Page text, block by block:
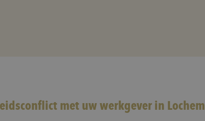
met uw werkgever in Lochem